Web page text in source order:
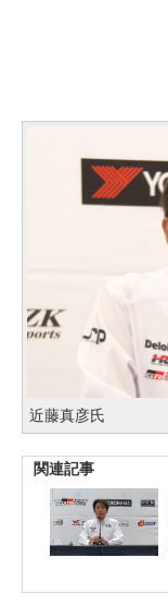
近藤真彦氏
関連記事